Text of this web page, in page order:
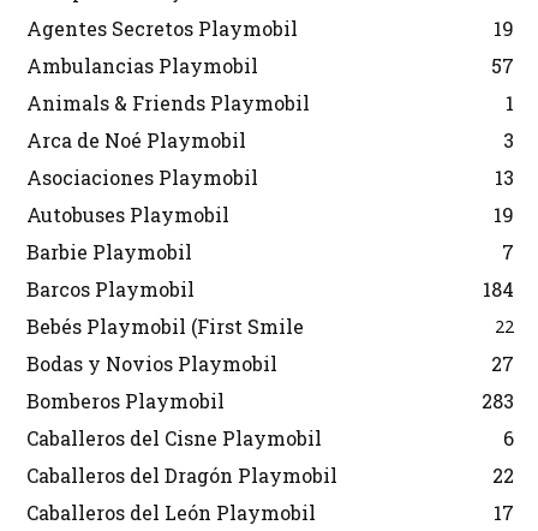
Agentes Secretos Playmobil
19
Ambulancias Playmobil
57
Animals & Friends Playmobil
1
Arca de Noé Playmobil
3
Asociaciones Playmobil
13
Autobuses Playmobil
19
Barbie Playmobil
7
Barcos Playmobil
184
Bebés Playmobil (First Smile
22
Bodas y Novios Playmobil
27
Bomberos Playmobil
283
Caballeros del Cisne Playmobil
6
Caballeros del Dragón Playmobil
22
Caballeros del León Playmobil
17